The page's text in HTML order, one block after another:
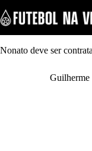
k
i
p
tNonato deve ser
Guilherme